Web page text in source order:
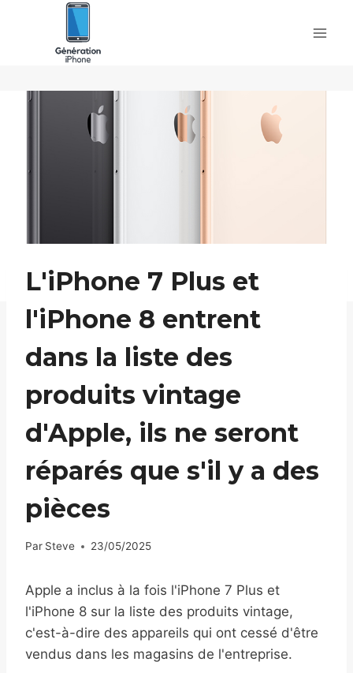
L'iPhone 7 Plus et
l'iPhone 8 entrent
dans la liste des
produits vintage
d'Apple, ils ne seront
réparés que s'il y a des
pièces
Par Steve 23/05/2025
Apple a inclus à la fois l'iPhone 7 Plus et
l'iPhone 8 sur la liste des produits vintage,
c'est-à-dire des appareils qui ont cessé d'être
vendus dans les magasins de l'entreprise.